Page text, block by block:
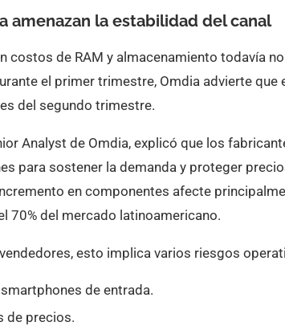
amenazan la estabilidad del canal
costos de RAM y almacenamiento todavía
el primer trimestre, Omdia advierte que
del segundo trimestre.
Analyst de Omdia, explicó que los
para sostener la demanda y proteger
en componentes afecte
70% del mercado latinoamericano.
esto implica varios riesgos
de entrada.
de precios.